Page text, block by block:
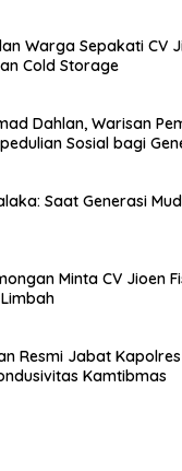
Warga Sepakati CV
Cold Storage
Dahlan, Warisan
Sosial bagi
Saat Generasi
Minta CV Jioen
Resmi Jabat
Kamtibmas